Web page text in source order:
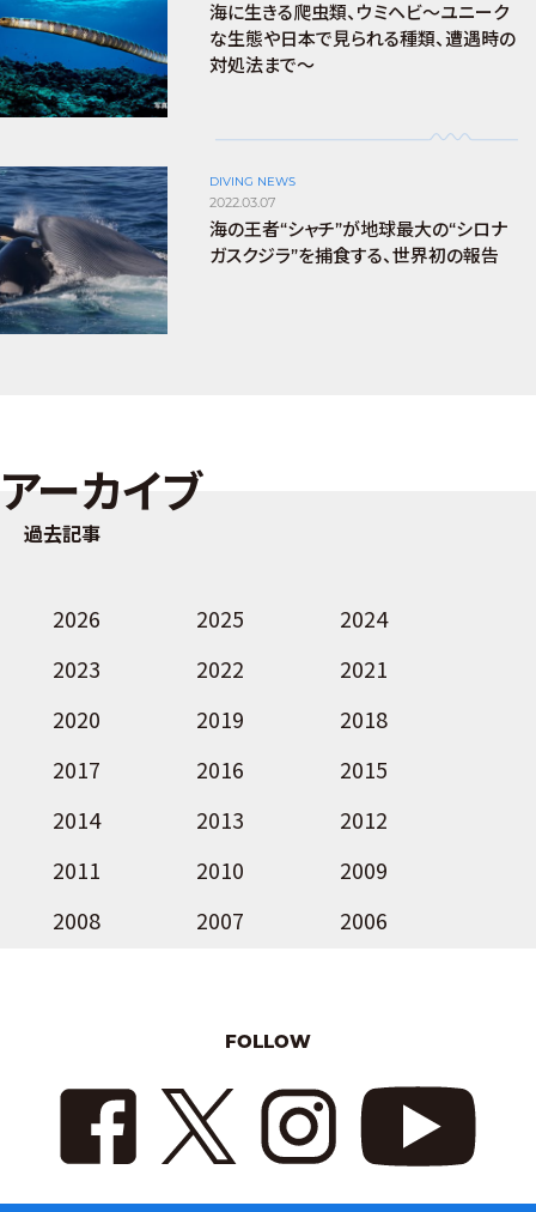
海に生きる爬虫類、ウミヘビ～ユニーク
な生態や日本で見られる種類、遭遇時の
対処法まで～
DIVING NEWS
2022.03.07
海の王者“シャチ”が地球最大の“シロナ
ガスクジラ”を捕食する、世界初の報告
アーカイブ
過去記事
2026 2025
2024
2023
2022
2021
2020
2019
2018
2017
2016
2015
2014
2013
2012
2011
2010
2009
2008
2007 2006
FOLLOW